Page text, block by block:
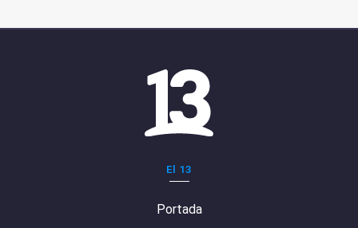
El 13
Portada